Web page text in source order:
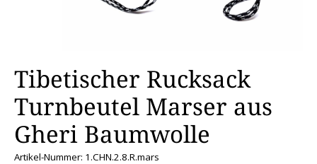
Tibetischer Rucksack
Turnbeutel Marser aus
Gheri Baumwolle
Artikel-Nummer: 1.CHN.2.8.R.mars